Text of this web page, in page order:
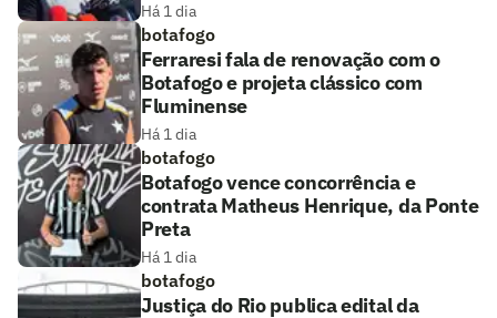
Há 1 dia
botafogo
Ferraresi fala de renovação com o
Botafogo e projeta clássico com
Fluminense
Há 1 dia
botafogo
Botafogo vence concorrência e
contrata Matheus Henrique, da Ponte
Preta
Há 1 dia
botafogo
Justiça do Rio publica edital da